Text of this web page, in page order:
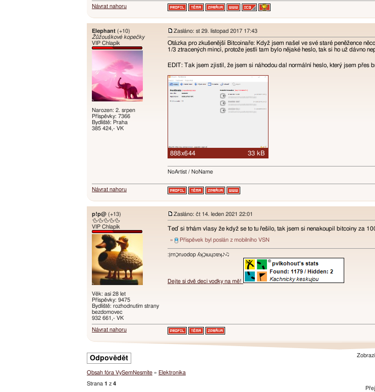
Návrat nahoru
Elephant (+10)
Žůžouškové kopečky
VIP Chlapík
Narozen: 2. srpen
Příspěvky: 7366
Bydliště: Praha
385 424,- VK
Zasláno: st 29. listopad 2017 17:43
Otázka pro zkušenější Bitcoinaře: Když jsem našel ve své staré peněžence
1/3 ztracených mincí, protože jestli tam bylo nějaké heslo, tak si ho už dávno
EDIT: Tak jsem zjistil, že jsem si náhodou dal normální heslo, který jsem přes
NoArtist / NoName
Návrat nahoru
p!p@ (+13)
🦆🦆🦆🦆🦆
VIP Chlapík
Věk: asi 28 let
Příspěvky: 9475
Bydliště: rozhodnutím strany
bezdomovec
932 661,- VK
Zasláno: čt 14. leden 2021 22:01
Teď si trhám vlasy že když se to tu řešilo, tak jsem si nenakoupil bitcoiny za
» Příspěvek byl poslán z mobilního VSN
:ו֥ɾnכַnɹodop ʎʞכַıuɥɔɐʞ♪♫
Dejte si dvě deci vodky na mě!
Návrat nahoru
Odpovědět
Obsah fóra VySemNesmíte » Elektronika
Strana 1 z 4